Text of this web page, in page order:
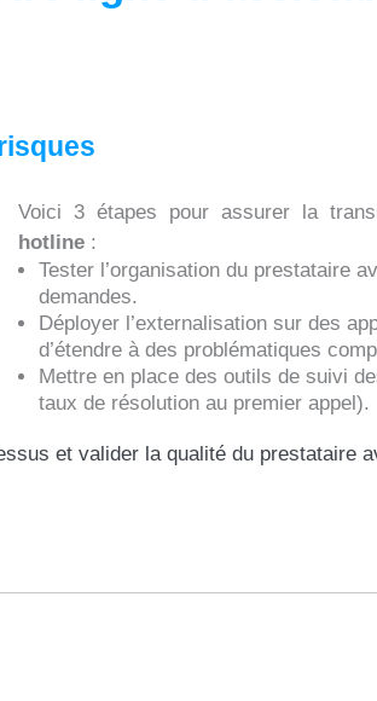
Voici 3 étapes pour assurer la
hotline:
Tester l’organisation du prestataire
demandes.
Déployer l’externalisation sur des
d’étendre à des problématiques
Mettre en place des outils de suivi
taux de résolution au premier appel).
et valider la qualité du prestataire